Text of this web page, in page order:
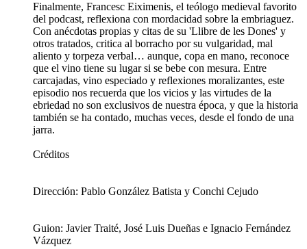
Finalmente, Francesc Eiximenis, el teólogo medieval favorito
del podcast, reflexiona con mordacidad sobre la embriaguez.
Con anécdotas propias y citas de su 'Llibre de les Dones' y
otros tratados, critica al borracho por su vulgaridad, mal
aliento y torpeza verbal… aunque, copa en mano, reconoce
que el vino tiene su lugar si se bebe con mesura. Entre
carcajadas, vino especiado y reflexiones moralizantes, este
episodio nos recuerda que los vicios y las virtudes de la
ebriedad no son exclusivos de nuestra época, y que la historia
también se ha contado, muchas veces, desde el fondo de una
jarra.
Créditos
Dirección: Pablo González Batista y Conchi Cejudo
Guion: Javier Traité, José Luis Dueñas e Ignacio Fernández
Vázquez